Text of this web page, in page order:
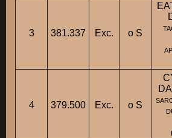
3 381.337 Exc. o S
4 379.500 Exc. o S